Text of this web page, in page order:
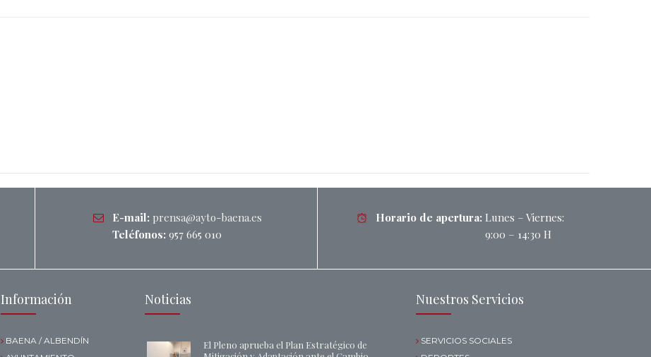
E-mail: prensa@ayto-baena.es
Teléfonos: 957 665 010
Horario de apertura: Lunes – Viernes:
9:00 – 14:30 H
Información
BAENA / ALBENDÍN
Noticias
El Pleno aprueba el Plan Estratégico de
Nuestros Servicios
SERVICIOS SOCIALES